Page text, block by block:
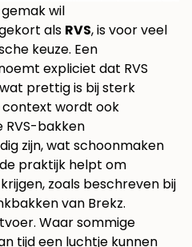
wil
als RVS, is voor veel
keuze. Een
expliciet dat RVS
prettig is bij sterk
context wordt ook
bakken
zijn, wat schoonmaken
praktijk helpt om
zoals beschreven bij
van Brekz.
Waar sommige
tijd een luchtje kunnen